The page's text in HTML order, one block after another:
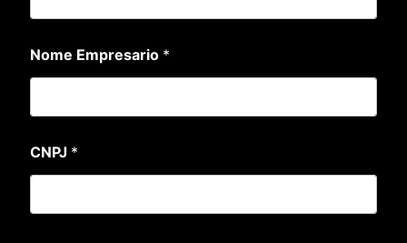
E
p
r
e
a
m
Nome Empresario *
CNPJ *